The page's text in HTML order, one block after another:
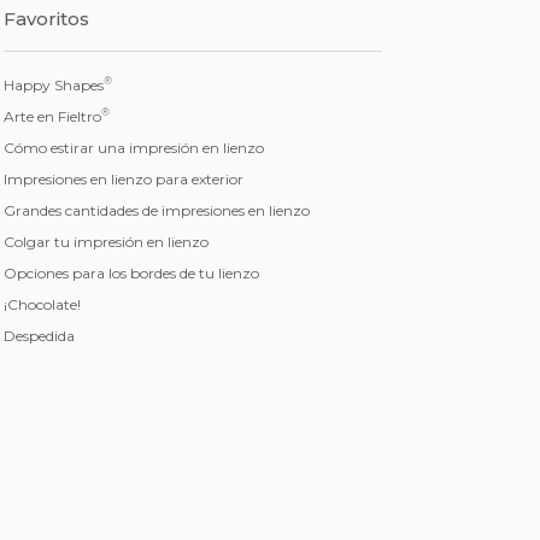
Favoritos
Happy Shapes®
Arte en Fieltro®
Cómo estirar una impresión en lienzo
Impresiones en lienzo para exterior
Grandes cantidades de impresiones en lienzo
Colgar tu impresión en lienzo
Opciones para los bordes de tu lienzo
¡Chocolate!
Despedida